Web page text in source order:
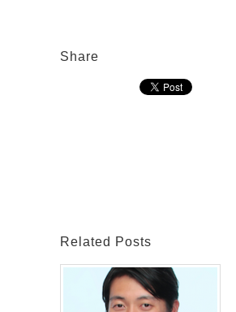
Share
Related Posts